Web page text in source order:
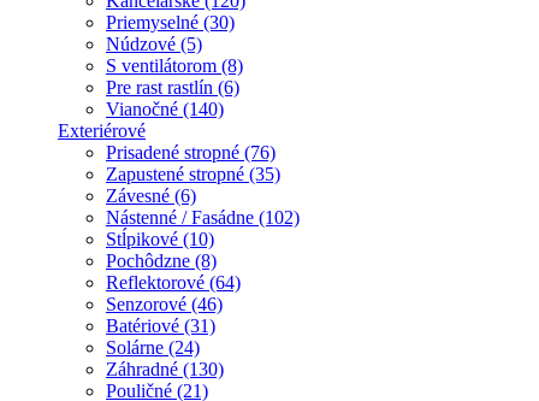
Priemyselné (30)
Núdzové (5)
S ventilátorom (8)
Pre rast rastlín (6)
Vianočné (140)
Exteriérové
Prisadené stropné (76)
Zapustené stropné (35)
Závesné (6)
Nástenné / Fasádne (102)
Stĺpikové (10)
Pochôdzne (8)
Reflektorové (64)
Senzorové (46)
Batériové (31)
Solárne (24)
Záhradné (130)
Pouličné (21)